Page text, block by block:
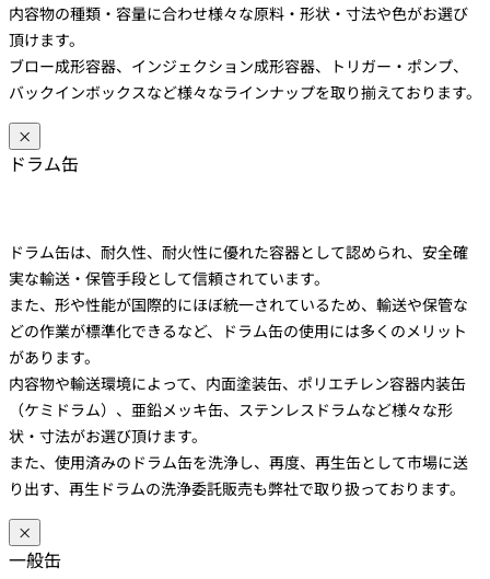
内容物の種類・容量に合わせ様々な原料・形状・寸法や色がお選び
頂けます。
ブロー成形容器、インジェクション成形容器、トリガー・ポンプ、
バックインボックスなど様々なラインナップを取り揃えております。
×
ドラム缶
ドラム缶は、耐久性、耐火性に優れた容器として認められ、安全確
実な輸送・保管手段として信頼されています。
また、形や性能が国際的にほぼ統一されているため、輸送や保管な
どの作業が標準化できるなど、ドラム缶の使用には多くのメリット
があります。
内容物や輸送環境によって、内面塗装缶、ポリエチレン容器内装缶
（ケミドラム）、亜鉛メッキ缶、ステンレスドラムなど様々な形
状・寸法がお選び頂けます。
また、使用済みのドラム缶を洗浄し、再度、再生缶として市場に送
り出す、再生ドラムの洗浄委託販売も弊社で取り扱っております。
×
一般缶